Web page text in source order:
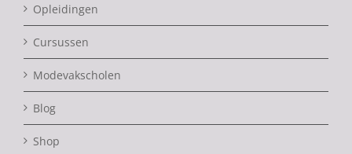
Opleidingen
Cursussen
Modevakscholen
Blog
Shop